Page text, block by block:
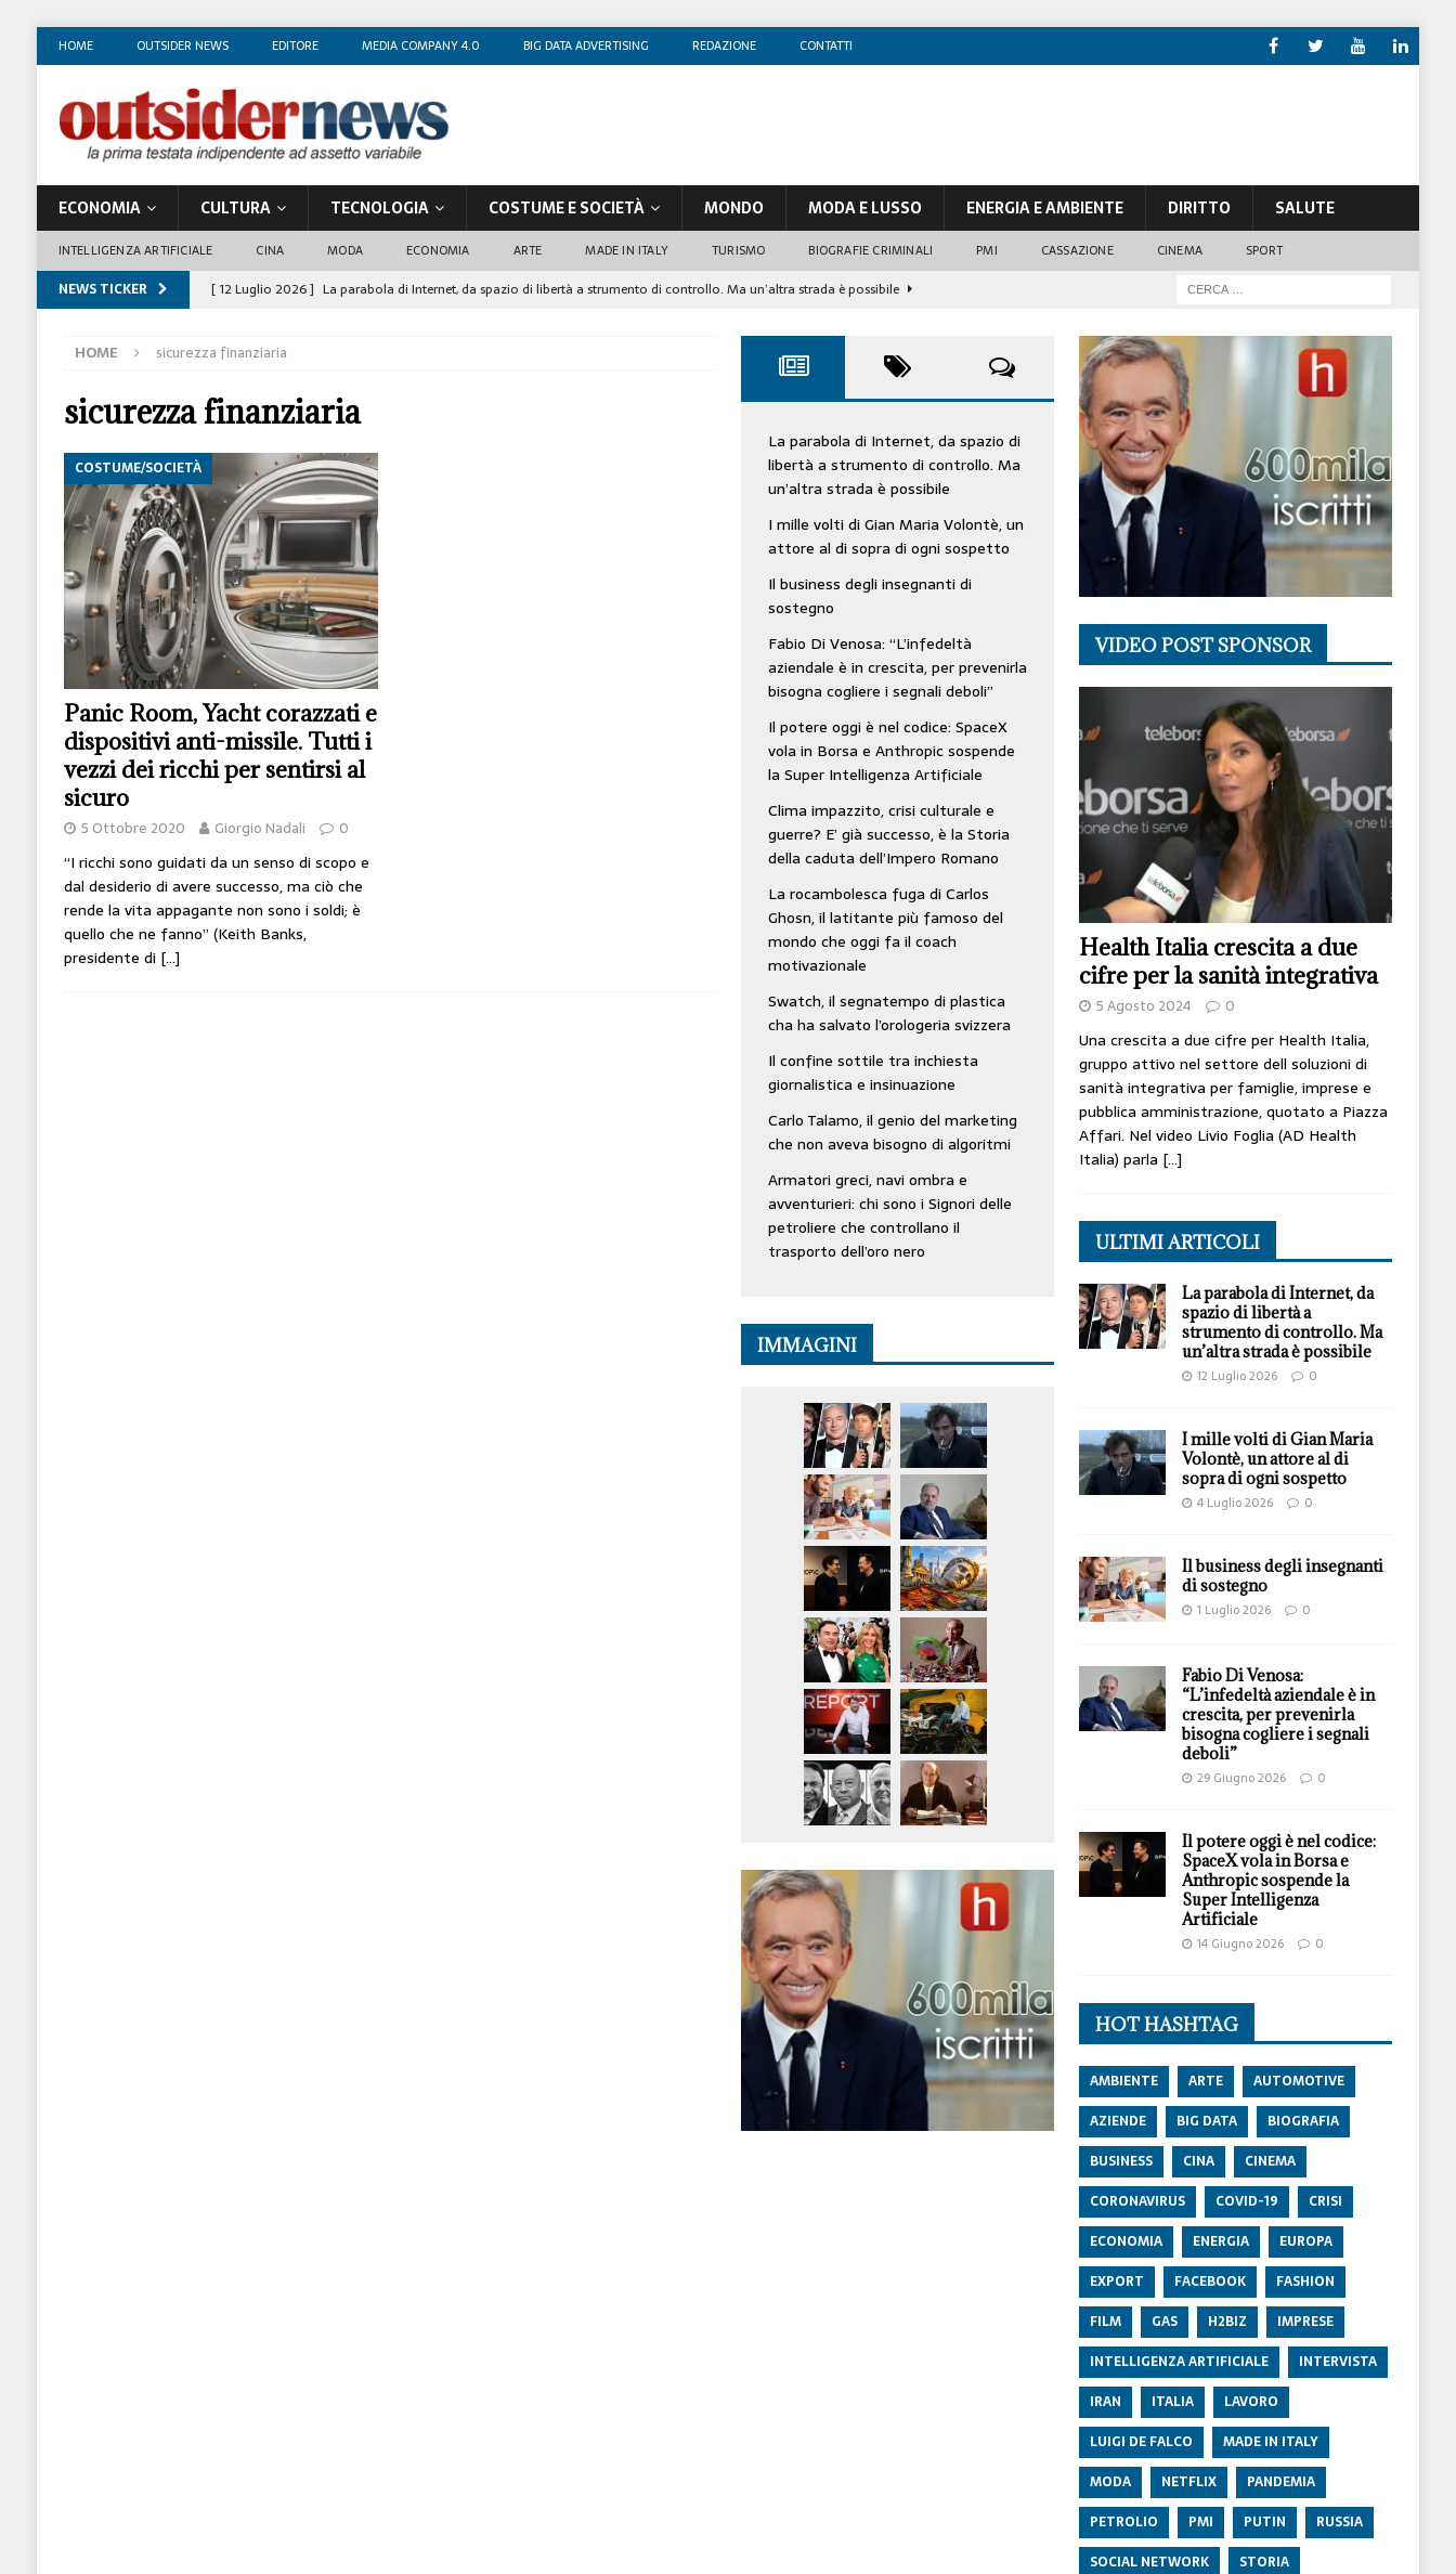
HOME OUTSIDER NEWS EDITORE MEDIA COMPANY 4.0 BIG DATA ADVERTISING REDAZIONE CONTATTI
ECONOMIA CULTURA TECNOLOGIA COSTUME E SOCIETÀ MONDO MODA E LUSSO ENERGIA E AMBIENTE DIRITTO SALUTE
INTELLIGENZA ARTIFICIALE CINA MODA ECONOMIA ARTE MADE IN ITALY TURISMO BIOGRAFIE CRIMINALI PMI CASSAZIONE CINEMA SPORT
NEWS TICKER [ 12 Luglio 2026 ] La parabola di Internet, da spazio di libertà a strumento di controllo. Ma un’altra strada è possibile
[ 4 Luglio 2026 ]
CINEMA
[ 1 Luglio 2026 ]
Il business degli insegnanti di sostegno
Fabio Di Venosa: “L’infedeltà aziendale è in crescita, per prevenirla bisogna cogliere i segnali deboli”
ECONOMIA
[ 14 Giugno 2026 ] Il potere oggi è nel codice: SpaceX vola in Borsa e Anthropic sospende la Super Intelligenza Artificiale
HI-TECH
[ 7 Febbraio 2020 ] Nato con l’Austria-Ungheria e morto nell’era digitale. Il tempo si era dimenticato di Gillo Dorfles e lui
viveva nel futuro
ARTE
HOME sicurezza finanziaria
sicurezza finanziaria
COSTUME/SOCIETÀ
Panic Room, Yacht corazzati e
dispositivi anti-missile. Tutti i
vezzi dei ricchi per sentirsi al
sicuro
5 Ottobre 2020 Giorgio Nadali 0
“I ricchi sono guidati da un senso di scopo e
dal desiderio di avere successo, ma ciò che
rende la vita appagante non sono i soldi; è
quello che ne fanno” (Keith Banks,
presidente di […]
La parabola di Internet, da spazio di
libertà a strumento di controllo. Ma
un’altra strada è possibile
I mille volti di Gian Maria Volontè, un
attore al di sopra di ogni sospetto
Il business degli insegnanti di
sostegno
Fabio Di Venosa: “L’infedeltà
aziendale è in crescita, per prevenirla
bisogna cogliere i segnali deboli”
Il potere oggi è nel codice: SpaceX
vola in Borsa e Anthropic sospende
la Super Intelligenza Artificiale
Clima impazzito, crisi culturale e
guerre? E’ già successo, è la Storia
della caduta dell’Impero Romano
La rocambolesca fuga di Carlos
Ghosn, il latitante più famoso del
mondo che oggi fa il coach
motivazionale
Swatch, il segnatempo di plastica
cha ha salvato l’orologeria svizzera
Il confine sottile tra inchiesta
giornalistica e insinuazione
Carlo Talamo, il genio del marketing
che non aveva bisogno di algoritmi
Armatori greci, navi ombra e
avventurieri: chi sono i Signori delle
petroliere che controllano il
trasporto dell’oro nero
IMMAGINI
VIDEO POST SPONSOR
Health Italia crescita a due
cifre per la sanità integrativa
5 Agosto 2024 0
Una crescita a due cifre per Health Italia,
gruppo attivo nel settore dell soluzioni di
sanità integrativa per famiglie, imprese e
pubblica amministrazione, quotato a Piazza
Affari. Nel video Livio Foglia (AD Health
Italia) parla […]
ULTIMI ARTICOLI
La parabola di Internet, da
spazio di libertà a
strumento di controllo. Ma
un’altra strada è possibile
12 Luglio 2026 0
I mille volti di Gian Maria
Volontè, un attore al di
sopra di ogni sospetto
4 Luglio 2026 0
Il business degli insegnanti
di sostegno
1 Luglio 2026 0
Fabio Di Venosa:
“L’infedeltà aziendale è in
crescita, per prevenirla
bisogna cogliere i segnali
deboli”
29 Giugno 2026 0
Il potere oggi è nel codice:
SpaceX vola in Borsa e
Anthropic sospende la
Super Intelligenza
Artificiale
14 Giugno 2026 0
HOT HASHTAG
AMBIENTE ARTE
AUTOMOTIVE
AZIENDE
BIG DATA
BIOGRAFIA
BUSINESS
CINA
CINEMA
CORONAVIRUS
COVID-19
CRISI
ECONOMIA
ENERGIA
EUROPA
EXPORT
FACEBOOK
FASHION
FILM
GAS H2BIZ
IMPRESE
INTELLIGENZA ARTIFICIALE
INTERVISTA
IRAN
ITALIA
LAVORO
LUIGI DE FALCO
MADE IN ITALY
MODA
NETFLIX
PANDEMIA
PETROLIO
PMI PUTIN
RUSSIA
SOCIAL NETWORK
STORIA